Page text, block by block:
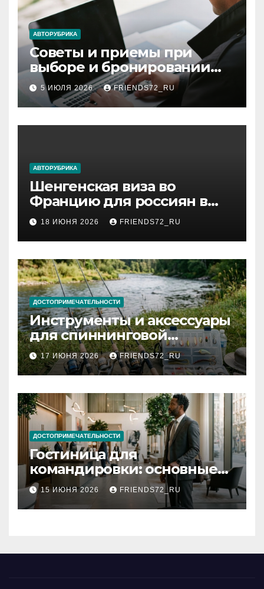
АВТОРУБРИКА
Советы и приемы при
выборе и бронировании
авиабилетов
5 ИЮЛЯ 2026 FRIENDS72_RU
АВТОРУБРИКА
Шенгенская виза во
Францию для россиян в
2026 году: сроки от 3 дней
и список необходимых
документов
18 ИЮНЯ 2026 FRIENDS72_RU
ДОСТОПРИМЕЧАТЕЛЬНОСТИ
Инструменты и аксессуары
для спиннинговой
рыбалки: назначение и
типы
17 ИЮНЯ 2026 FRIENDS72_RU
ДОСТОПРИМЕЧАТЕЛЬНОСТИ
Гостиница для
командировки: основные
критерии выбора
15 ИЮНЯ 2026 FRIENDS72_RU